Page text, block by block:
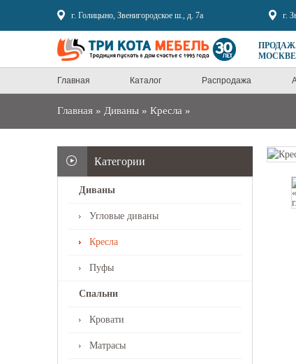
г. Голицыно, Звенигородское ш., д. 7а г.
Главная Каталог Распродажа
Главная » Диваны » Кресла »
Категории
Диваны
Угловые диваны
Кресла
Пуфы
Спальни
Кровати
Матрасы